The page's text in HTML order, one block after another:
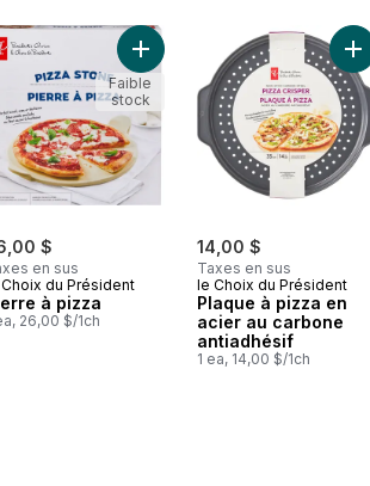
cm au panier
antiadhésif moule à pizza argent 30.4 cm
$
en sus
du Président
à pizza
26,00 $/1ch
Ajouter Pierre à pizza au
Faible
stock
14,00 $
Taxes en sus
le Choix du Président
Plaque à pizza en
acier au carbone
antiadhésif
1 ea, 14,00 $/1ch